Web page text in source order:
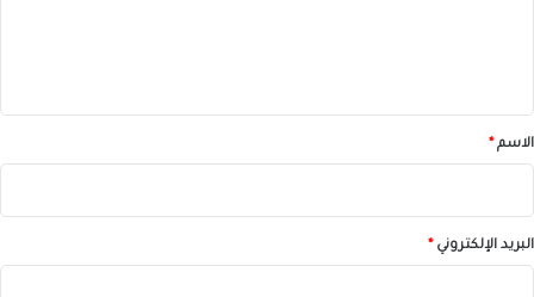
*الاسم *
البريد الإلكتروني *